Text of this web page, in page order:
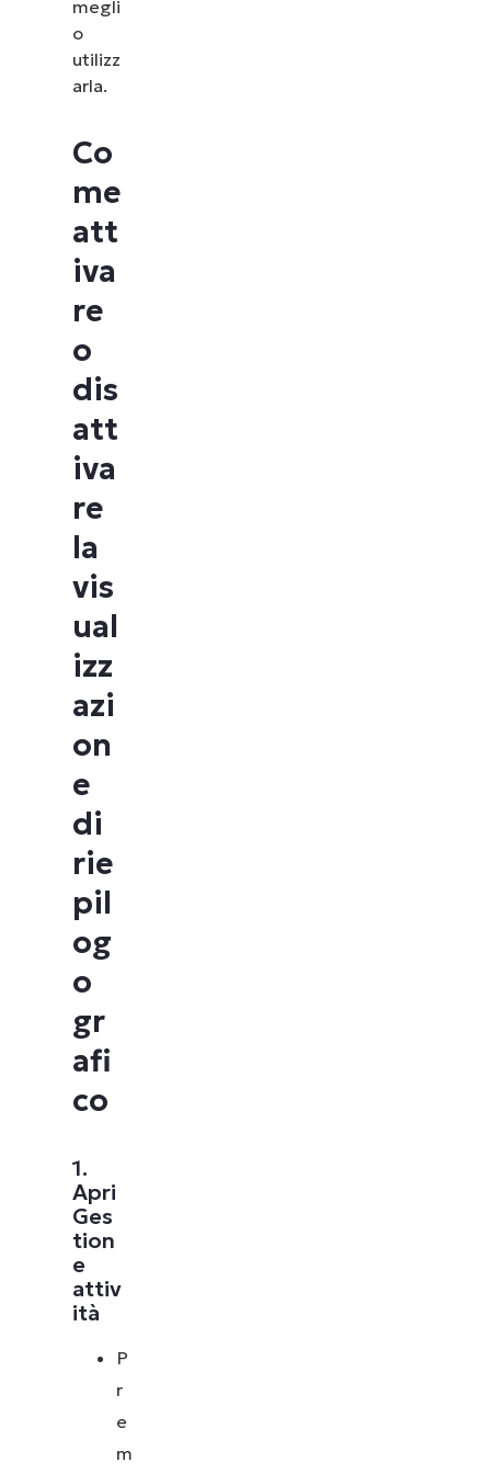
megli
o
utilizz
arla.
Co
me
att
iva
re
o
dis
att
iva
re
la
vis
ual
izz
azi
on
e
di
rie
pil
og
o
gr
afi
co
1.
Apri
Ges
tion
e
attiv
ità
P
r
e
m